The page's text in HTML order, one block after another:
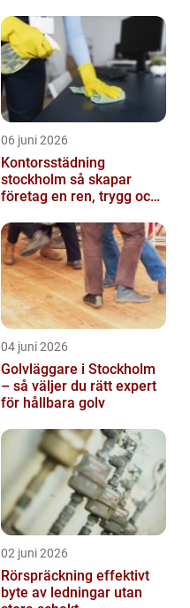
06 juni 2026
Kontorsstädning
stockholm så skapar
företag en ren, trygg och
04 juni 2026
Golvläggare i Stockholm
– så väljer du rätt expert
för hållbara golv
02 juni 2026
Rörspräckning effektivt
byte av ledningar utan